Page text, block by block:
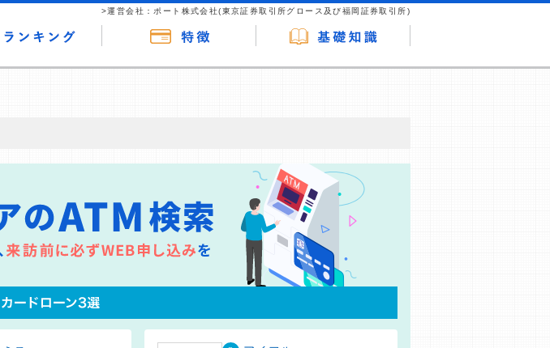
>運営会社：ポート株式会社(東京証券取引所グロース及び福岡証券取引所)
定の商品を根拠なくPRするものではなく、当編集部の調査／ユーザーへの口コ